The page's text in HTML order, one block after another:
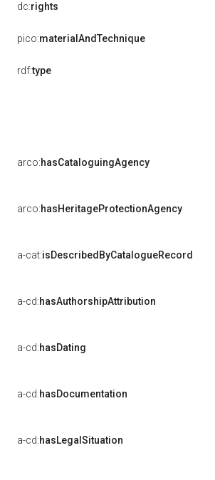
dc:rights
pico:materialAndTechnique
rdf:type
arco:hasCataloguingAgency
arco:hasHeritageProtectionAgency
a-cat:isDescribedByCatalogueRecord
a-cd:hasAuthorshipAttribution
a-cd:hasDating
a-cd:hasDocumentation
a-cd:hasLegalSituation